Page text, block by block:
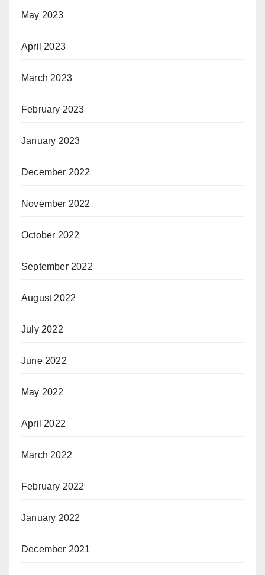
May 2023
April 2023
March 2023
February 2023
January 2023
December 2022
November 2022
October 2022
September 2022
August 2022
July 2022
June 2022
May 2022
April 2022
March 2022
February 2022
January 2022
December 2021